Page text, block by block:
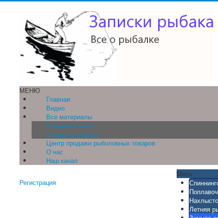
МЕНЮ
Главная
Видео
Все материалы
Рыболовные места
Хитрости на рыбалке
Центр продажи рыболовных товаров
О нас
Наш канал
Регистрация
Menu
Летняя